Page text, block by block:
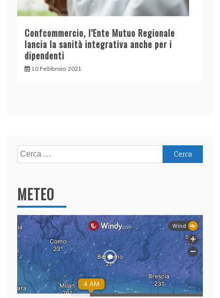
Confcommercio, l’Ente Mutuo Regionale
lancia la sanità integrativa anche per i
dipendenti
10 Febbraio 2021
Ricerca
per:
METEO